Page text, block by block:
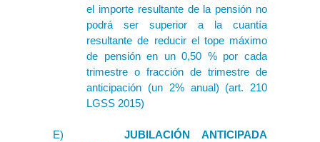
el importe resultante de la pensión no
podrá ser superior a la cuantía
resultante de reducir el tope máximo
de pensión en un 0,50 % por cada
trimestre o fracción de trimestre de
anticipación (un 2% anual) (art. 210
LGSS 2015)
E) JUBILACIÓN ANTICIPADA